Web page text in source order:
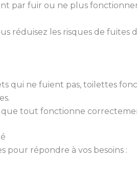
par fuir ou ne plus
réduisez les risques de fuites
qui ne fuient pas, toilettes
que tout fonctionne
pour répondre à vos besoins :